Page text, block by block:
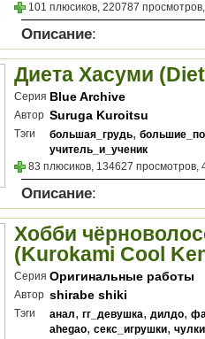
101 плюсиков, 220787
Описание:
Диета Хасуми
Серия Blue Archive
Автор Suruga Kuroitsu
Тэги большая_грудь,
учитель_и_ученик
83 плюсиков, 134627 просмотров,
Описание:
Хобби
(Kurokami Cool
Серия Оригинальные работы
Автор shirabe shiki
Тэги анал, гг_девушка, дилдо,
ahegao, секс_игрушки, чулки